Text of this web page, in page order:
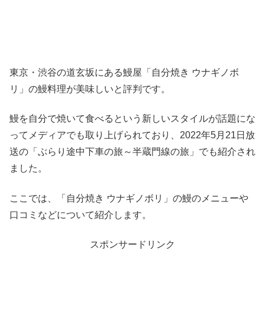
東京・渋谷の道玄坂にある鰻屋「自分焼き ウナギノボ
リ」の鰻料理が美味しいと評判です。
鰻を自分で焼いて食べるという新しいスタイルが話題にな
ってメディアでも取り上げられており、2022年5月21日放
送の「ぶらり途中下車の旅～半蔵門線の旅」でも紹介され
ました。
ここでは、「自分焼き ウナギノボリ」の鰻のメニューや
口コミなどについて紹介します。
スポンサードリンク